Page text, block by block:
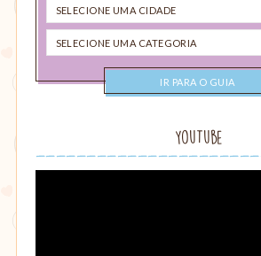
Selecione
uma
cidade
Selecione
uma
YouTube